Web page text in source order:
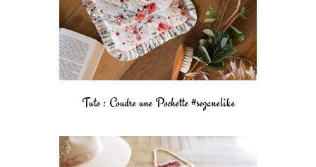
Tuto : Coudre une Pochette #sezanelike